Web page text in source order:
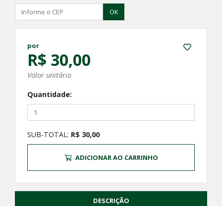
OK
por
R$ 30,00
Valor unitário
Quantidade:
SUB-TOTAL: R$ 30,00
ADICIONAR AO CARRINHO
DESCRIÇÃO